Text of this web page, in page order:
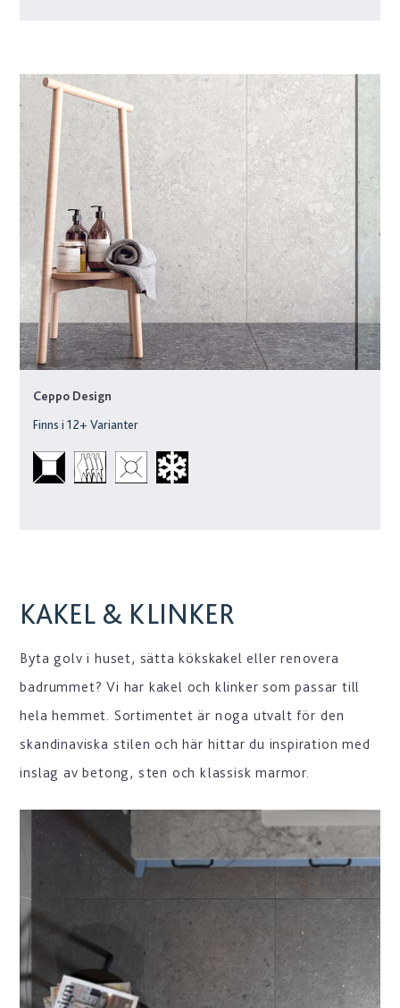
Ceppo Design
Finns i12+ Varianter
KAKEL & KLINKER
Byta golv i huset, sätta kökskakel eller renovera
badrummet? Vi har kakel och klinker som passar till
hela hemmet. Sortimentet är noga utvalt för den
skandinaviska stilen och här hittar du inspiration med
inslag av betong, sten och klassisk marmor.